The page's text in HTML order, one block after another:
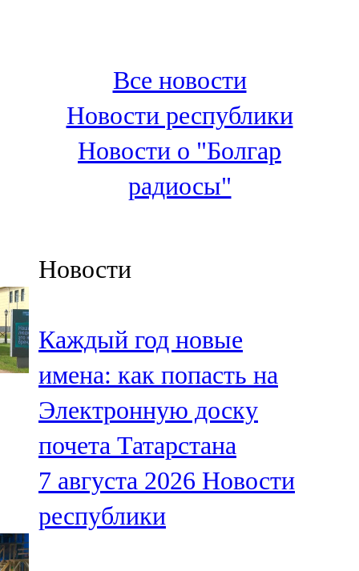
100,3 FM
Зәй
106,6 FM
Кадыбаш
105,2 FM
91,5 FM
106,1 FM
Кама тамагы
71,51 FM
Кукмара
107,9 FM
Лениногорский
Все новости
Новости республики
Новости о "Болгар
радиосы"
Новости
Каждый год новые
имена: как попасть на
Электронную доску
почета Татарстана
7 августа 2026 Новости
республики